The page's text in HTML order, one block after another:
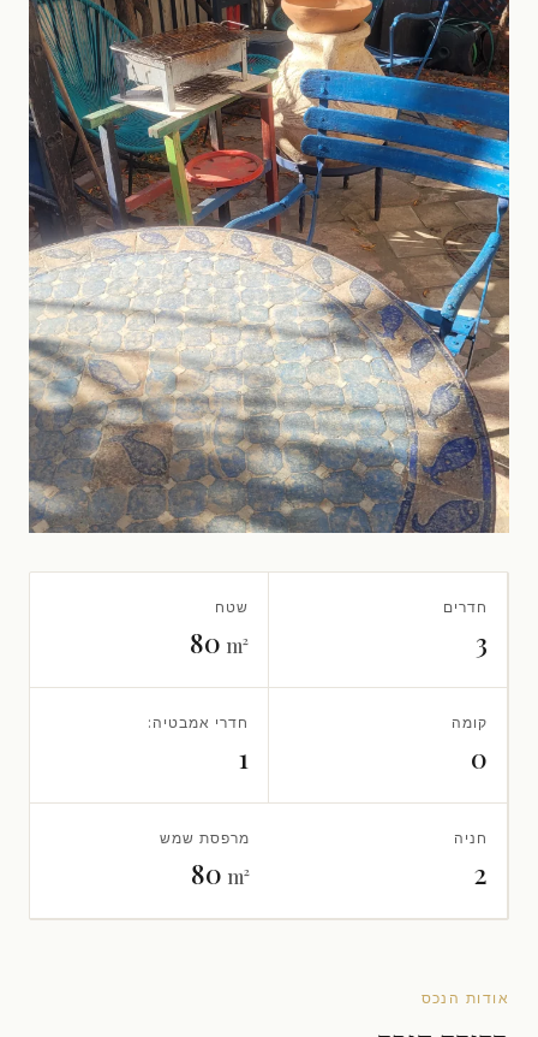
חדרים
3
שטח
80 m²
קומה
0
חדרי אמבטיה:
1
חניה
2
מרפסת שמש
80 m²
אודות הנכס